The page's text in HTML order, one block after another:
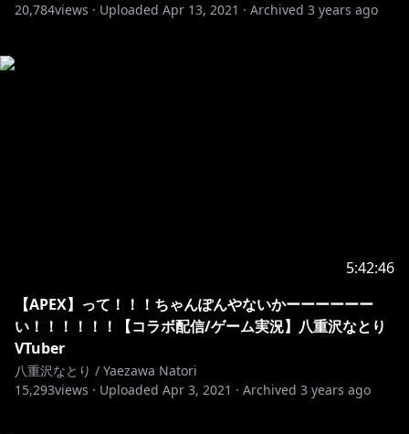
20,784views · Uploaded Apr 13, 2021 · Archived 3 years ago
5:42:46
【APEX】って！！！ちゃんぽんやないかーーーーーー
い！！！！！！【コラボ配信/ゲーム実況】八重沢なとり
VTuber
八重沢なとり / Yaezawa Natori
15,293views · Uploaded Apr 3, 2021 · Archived 3 years ago